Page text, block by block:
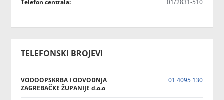
Telefon centrala: 01/2831-510
TELEFONSKI BROJEVI
VODOOPSKRBA I ODVODNJA
ZAGREBAČKE ŽUPANIJE d.o.o
01 4095 130